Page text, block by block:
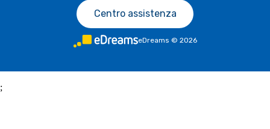
Centro assistenza
eDreams © 2026
;